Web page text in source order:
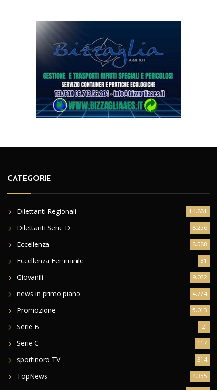
CATEGORIE
Dilettanti Regionali 14.881
Dilettanti Serie D 8.256
Eccellenza 8.588
Eccellenza Femminile 31
Giovanili 9.022
news in primo piano 4.774
Promozione 5.013
Serie B 2
Serie C 117
sportinoro TV 314
TopNews 4.355